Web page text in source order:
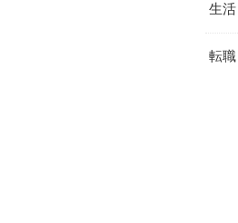
生活
転職